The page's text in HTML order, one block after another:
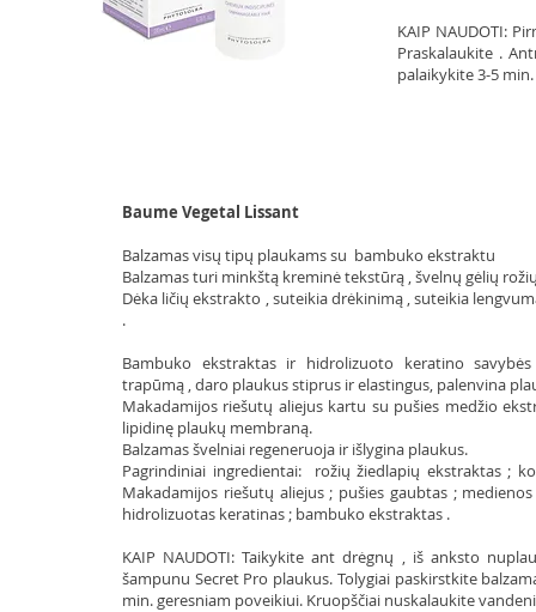
KAIP NAUDOTI:
Praskalaukite .
palaikykite 3-5
Baume Vegetal Lissant
Balzamas visų tipų plaukams su bambuko ekstraktu
Balzamas turi minkštą kreminė tekstūrą , švelnų gėlių
Dėka ličių ekstrakto , suteikia drėkinimą , suteikia
.
Bambuko ekstraktas ir hidrolizuoto keratino
trapūmą , daro plaukus stiprus ir elastingus, palenvina
Makadamijos riešutų aliejus kartu su pušies medžio
lipidinę plaukų membraną.
Balzamas švelniai regeneruoja ir išlygina plaukus.
Pagrindiniai ingredientai: rožių žiedlapių ekstraktas ;
Makadamijos riešutų aliejus ; pušies gaubtas ;
hidrolizuotas keratinas ; bambuko ekstraktas .
KAIP NAUDOTI: Taikykite ant drėgnų , iš anksto
šampunu Secret Pro plaukus. Tolygiai paskirstkite
min. geresniam poveikiui. Kruopščiai nuskalaukite